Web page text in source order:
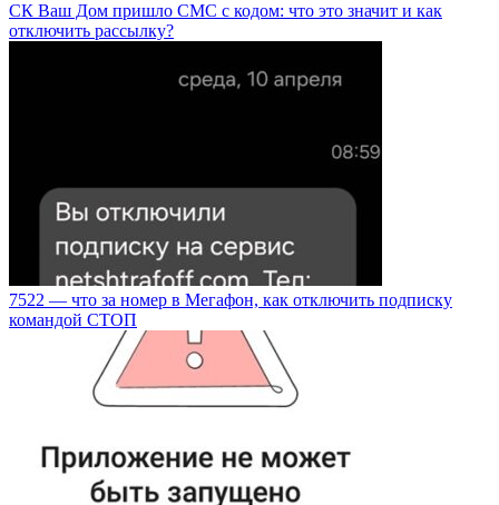
СК Ваш Дом пришло СМС с кодом: что это значит и как
отключить рассылку?
7522 — что за номер в Мегафон, как отключить подписку
командой СТОП